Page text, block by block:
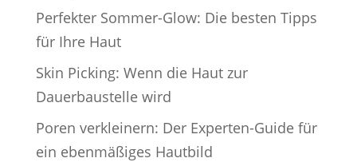
Perfekter Sommer-Glow: Die besten Tipps
für Ihre Haut
Skin Picking: Wenn die Haut zur
Dauerbaustelle wird
Poren verkleinern: Der Experten-Guide für
ein ebenmäßiges Hautbild